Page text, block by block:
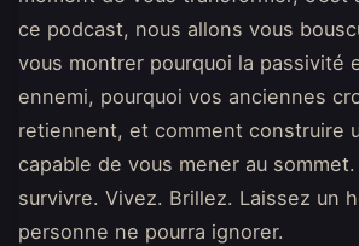
ce podcast, nous allons vous
vous montrer pourquoi la passivité
ennemi, pourquoi vos anciennes
retiennent, et comment construire
capable de vous mener au
survivre. Vivez. Brillez. Laissez un
personne ne pourra ignorer.